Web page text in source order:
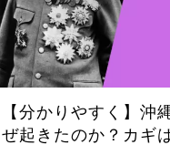
【分かりやすく】沖
ぜ起きたのか？カギ